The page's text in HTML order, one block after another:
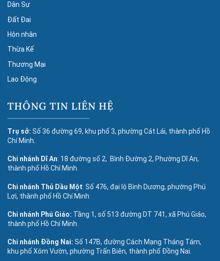
Dân Sự
Đất Đai
Hôn nhân
Thừa Kế
Thương Mại
Lao Động
THÔNG TIN LIÊN HỆ
Trụ sở: Số 36 đường 69, khu phố 3, phường Cát Lái, thành phố Hồ
Chí Minh.
Chi nhánh Dĩ An: 18 đường số 2, Bình Đường 2, Phường Dĩ An,
thành phố Hồ Chí Minh.
Chi nhánh Thủ Dầu Một: Số 476, đại lộ Bình Dương, phường Phú
Lợi, thành phố Hồ Chí Minh
Chi nhánh Phú Giáo: Tầng 1, số 513 đường DT 741, xã Phú Giáo,
thành phố Hồ Chí Minh.
Chi nhánh Đồng Nai: Số 147B, đường Cách Mạng Tháng Tám,
khu phố Xóm Vườn, phường Trấn Biên, thành phố Đồng Nai.